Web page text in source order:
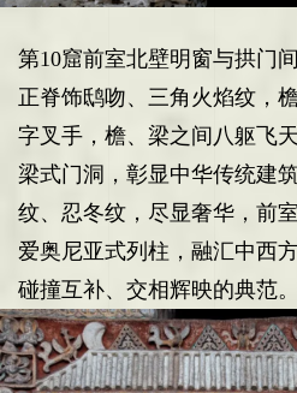
第10窟前室北壁明窗与拱门
正脊饰鸱吻、三角火焰纹，
字叉手，檐、梁之间八躯飞
梁式门洞，彰显中华传统建筑
纹、 忍冬纹，尽显奢华 ， 前
爱奥尼亚式列柱，融汇中西
碰撞互补、交相辉映的典范。